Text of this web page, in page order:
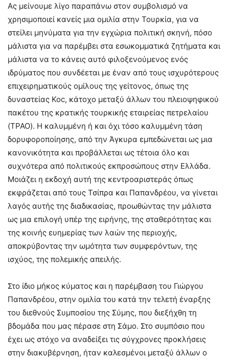
Ας μείνουμε λίγο παραπάνω στον συμβολισμό να
χρησιμοποιεί κανείς μια ομιλία στην Τουρκία, για να
στείλει μηνύματα για την εγχώρια πολιτική σκηνή, πόσο
μάλιστα για να παρέμβει στα εσωκομματικά ζητήματα και
μάλιστα να το κάνεις αυτό φιλοξενούμενος ενός
ιδρύματος που συνδέεται με έναν από τους ισχυρότερους
επιχειρηματικούς ομίλους της γείτονος, όπως της
δυναστείας Koc, κάτοχο μεταξύ άλλων του πλειοψηφικού
πακέτου της κρατικής τουρκικής εταιρείας πετρελαίου
(TPAO). Η καλυμμένη ή και όχι τόσο καλυμμένη τάση
δορυφοροποίησης, από την Άγκυρα εμπεδώνεται ως μια
κανονικότητα και προβάλλεται ως τέτοια όλο και
συχνότερα από πολιτικούς εκπροσώπους στην Ελλάδα.
Μοιάζει η εκδοχή αυτή της κεντροαριστεράς όπως
εκφράζεται από τους Τσίπρα και Παπανδρέου, να γίνεται
λαγός αυτής της διαδικασίας, προωθώντας την μάλιστα
ως μια επιλογή υπέρ της ειρήνης, της σταθερότητας και
της κοινής ευημερίας των λαών της περιοχής,
αποκρύβοντας την ωμότητα των συμφερόντων, της
ισχύος, της πολεμικής απειλής.
Στο ίδιο μήκος κύματος και η παρέμβαση του Γιώργου
Παπανδρέου, στην ομιλία του κατά την τελετή έναρξης
του διεθνούς Συμποσίου της Σύμης, που διεξήχθη τη
βδομάδα που μας πέρασε στη Σάμο. Στο συμπόσιο που
έχει ως στόχο να αναδείξει τις σύγχρονες προκλήσεις
στην διακυβέρνηση, ήταν καλεσμένοι μεταξύ άλλων ο